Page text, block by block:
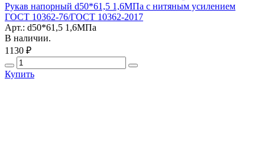
Рукав напорный d50*61,5 1,6МПа с нитяным усилением
ГОСТ 10362-76/ГОСТ 10362-2017
Арт.: d50*61,5 1,6МПа
В наличии.
1130 ₽
Купить